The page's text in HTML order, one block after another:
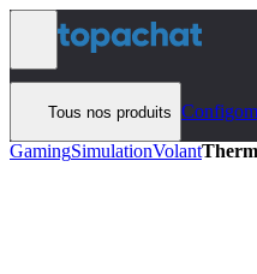
Aller au contenu
Tous nos produits
GamingSimulationVolant